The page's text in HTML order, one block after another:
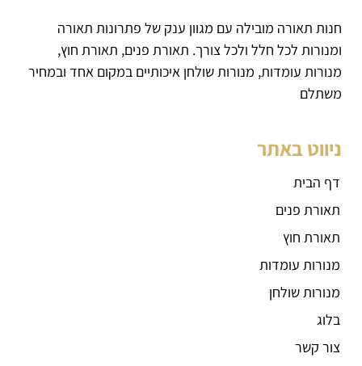
חנות תאורה מובילה עם מגוון ענק של פתרונות תאורה
ומנורות לכל חלל ולכל צורך. תאורת פנים, תאורת חוץ,
מנורות עומדות, מנורות שולחן איכותיים במקום אחד ובמחיר
משתלם
ניווט באתר
דף הבית
תאורת פנים
תאורת חוץ
מנורות עומדות
מנורות שולחן
בלוג
צור קשר